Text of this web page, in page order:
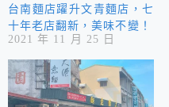
台南麵店躍升文青麵店，七
十年老店翻新，美味不變！
2021 年 11 月 25 日